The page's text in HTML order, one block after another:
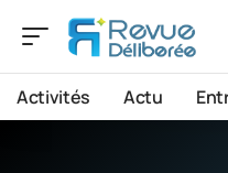
Activités Actu